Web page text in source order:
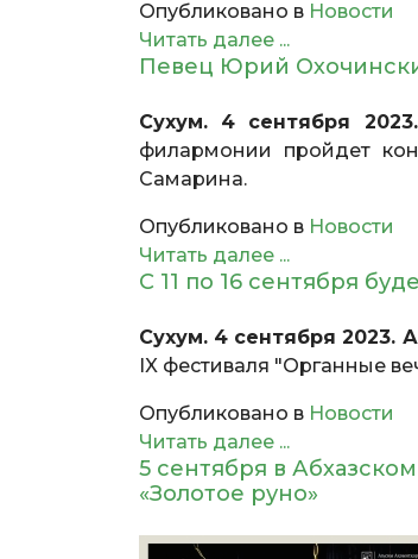
Опубликовано в Новости
Читать далее ...
Певец Юрий
Сухум. 4 сентября
филармонии пройдет
Самарина.
Опубликовано в Новости
Читать далее ...
С 11 по 16 сентября
Сухум. 4 сентября 2023.
IX фестиваля "Органные
Опубликовано в Новости
Читать далее ...
5 сентября в
«Золотое руно»